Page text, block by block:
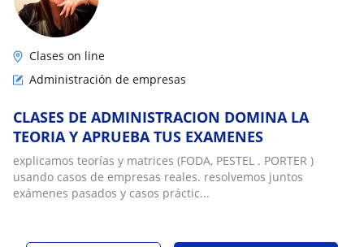
Clases on line
Administración de empresas
CLASES DE ADMINISTRACION DOMINA LA
TEORIA Y APRUEBA TUS EXAMENES
explicamos teorías y matrices (FODA, PESTEL . PORTER )
usando casos de empresas reales. resolvemos juntos
exámenes pasados y casos práctic...